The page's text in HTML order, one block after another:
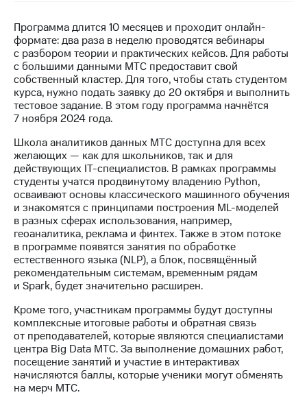
Финансовая
отчетность
Контакты
Новости
в
регионе
и акционерам
Корпоративное
управление
Корпоративный
секретарь
Раскрытие
информации
Информация
акционерам
Документы
ПАО
"МТС"
Собрания
акционеров
Личный
кабинет
акционера
Акционерный
Программа длится 10 месяцев и проходит онлайн-
формате: два раза в неделю проводятся вебинары
с разбором теории и практических кейсов. Для работы
с большими данными МТС предоставит свой
собственный кластер. Для того, чтобы стать студентом
курса, нужно подать заявку до 20 октября и выполнить
тестовое задание. В этом году программа начнётся
7 ноября 2024 года.
Школа аналитиков данных МТС доступна для всех
желающих — как для школьников, так и для
действующих IT-специалистов. В рамках программы
студенты учатся продвинутому владению Python,
осваивают основы классического машинного обучения
и знакомятся с принципами построения ML-моделей
в разных сферах использования, например,
геоаналитика, реклама и финтех. Также в этом потоке
в программе появятся занятия по обработке
естественного языка (NLP), а блок, посвящённый
рекомендательным системам, временным рядам
и Spark, будет значительно расширен.
Кроме того, участникам программы будут доступны
комплексные итоговые работы и обратная связь
от преподавателей, которые являются специалистами
центра Big Data МТС. За выполнение домашних работ,
посещение занятий и участие в интерактивах
начисляются баллы, которые ученики могут обменять
на мерч МТС.